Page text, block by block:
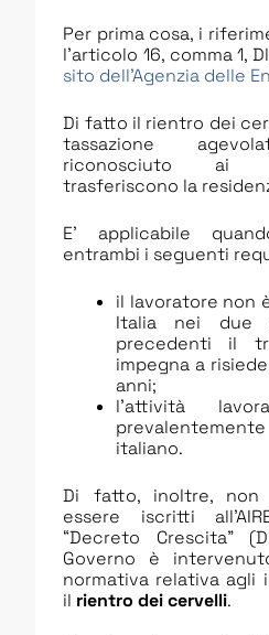
Per prima cosa, i
l’articolo 16, comma 1,
sito dell’Agenzia delle
Di fatto il rientro dei
tassazione
riconosciuto ai
trasferiscono la
E’ applicabile
entrambi i seguenti
il lavoratore non
Italia nei due
precedenti il
impegna a
anni;
l’attività
italiano.
Di fatto, inoltre, non
essere iscritti
“Decreto Crescita”
Governo è
normativa relativa agli
il rientro dei cervelli.